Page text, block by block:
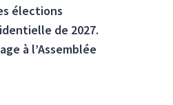
élections
de 2027.
à l’Assemblée